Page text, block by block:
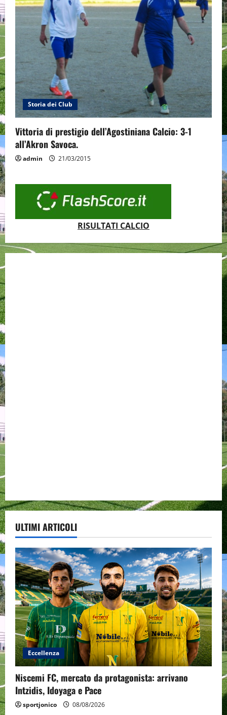
Storia dei Club
Vittoria di prestigio dell’Agostiniana Calcio: 3-1
all’Akron Savoca.
admin 21/03/2015
RISULTATI CALCIO
ULTIMI ARTICOLI
Eccellenza
Niscemi FC, mercato da protagonista: arrivano
Intzidis, Idoyaga e Pace
sportjonico 08/08/2026